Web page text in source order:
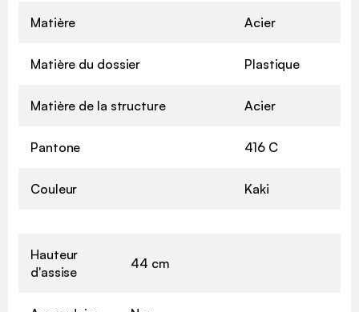
Matière Acier
Matière du dossier Plastique
Matière de la structure Acier
Pantone 416 C
Couleur Kaki
Hauteur
d'assise
44 cm